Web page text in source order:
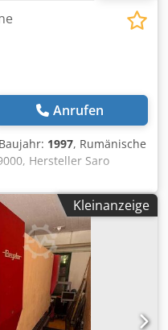
Anrufen
1997, Rumänische
Hersteller Saro
1250 mm,
1250 mm,
9000 mm, max.
920 mm, max.
15.000 kg.
der Maschine unter
Cjdpfjy Icbasx
Kleinanzeige